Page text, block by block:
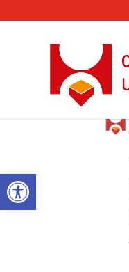
Open toolbar